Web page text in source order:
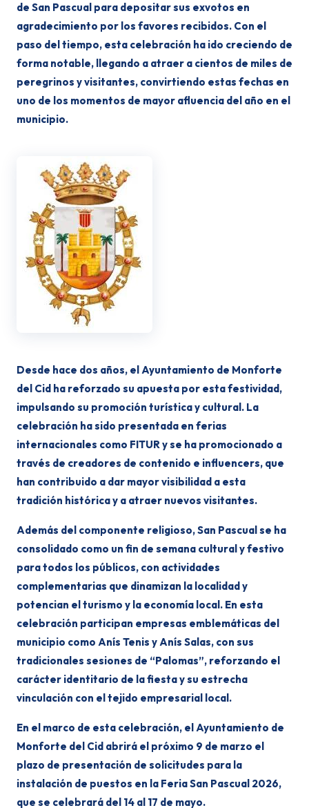
de San Pascual para depositar sus exvotos en
agradecimiento por los favores recibidos. Con el
paso del tiempo, esta celebración ha ido creciendo de
forma notable, llegando a atraer a cientos de miles de
peregrinos y visitantes, convirtiendo estas fechas en
uno de los momentos de mayor afluencia del año en el
municipio.
Desde hace dos años, el Ayuntamiento de Monforte
del Cid ha reforzado su apuesta por esta festividad,
impulsando su promoción turística y cultural. La
celebración ha sido presentada en ferias
internacionales como FITUR y se ha promocionado a
través de creadores de contenido e influencers, que
han contribuido a dar mayor visibilidad a esta
tradición histórica y a atraer nuevos visitantes.
Además del componente religioso, San Pascual se ha
consolidado como un fin de semana cultural y festivo
para todos los públicos, con actividades
complementarias que dinamizan la localidad y
potencian el turismo y la economía local. En esta
celebración participan empresas emblemáticas del
municipio como Anís Tenis y Anís Salas, con sus
tradicionales sesiones de “Palomas”, reforzando el
carácter identitario de la fiesta y su estrecha
vinculación con el tejido empresarial local.
En el marco de esta celebración, el Ayuntamiento de
Monforte del Cid abrirá el próximo 9 de marzo el
plazo de presentación de solicitudes para la
instalación de puestos en la Feria San Pascual 2026,
que se celebrará del 14 al 17 de mayo.